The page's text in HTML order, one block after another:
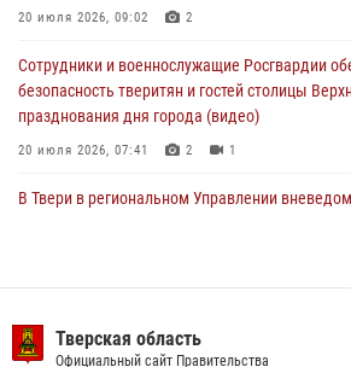
(видео)
20 июля 2026, 09:02 2
Сотрудники и военнослужащие Росгвардии
безопасность тверитян и гостей столицы
празднования дня города (видео)
20 июля 2026, 07:41 2 1
В Твери в региональном Управлении
10 июля 2026, 08:44 1
Тверская область
Официальный сайт Правительства